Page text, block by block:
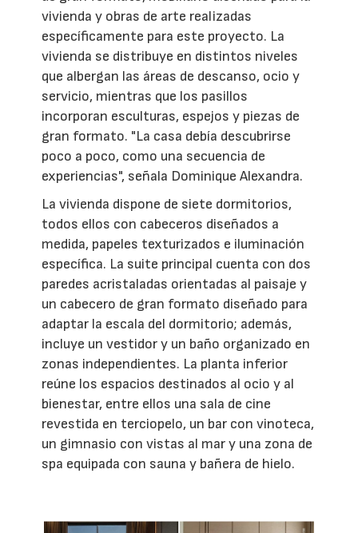
vivienda y obras de arte realizadas
específicamente para este proyecto. La
vivienda se distribuye en distintos niveles
que albergan las áreas de descanso, ocio y
servicio, mientras que los pasillos
incorporan esculturas, espejos y piezas de
gran formato. "La casa debía descubrirse
poco a poco, como una secuencia de
experiencias", señala Dominique Alexandra.
La vivienda dispone de siete dormitorios,
todos ellos con cabeceros diseñados a
medida, papeles texturizados e iluminación
específica. La suite principal cuenta con dos
paredes acristaladas orientadas al paisaje y
un cabecero de gran formato diseñado para
adaptar la escala del dormitorio; además,
incluye un vestidor y un baño organizado en
zonas independientes. La planta inferior
reúne los espacios destinados al ocio y al
bienestar, entre ellos una sala de cine
revestida en terciopelo, un bar con vinoteca,
un gimnasio con vistas al mar y una zona de
spa equipada con sauna y bañera de hielo.